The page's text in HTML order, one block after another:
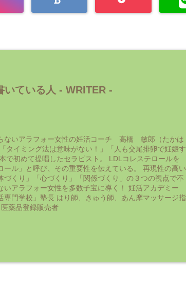
いている人 - WRITER -
ないアラフォー女性の妊活コーチ 高橋 敏郎（たかは
イミング法は意味がない！」「人も交尾排卵で妊娠す
で初めて提唱したセラピスト。 LDLコレステロールを
ール」と呼び、その重要性を伝えている。 再現性の高い
づくり」「心づくり」「関係づくり」の３つの視点で不
いアラフォー女性を多数子宝に導く！ 妊活アカデミー
専門学校」塾長 はり師、きゅう師、あん摩マッサージ指
薬品登録販売者